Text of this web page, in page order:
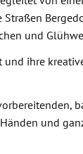
und
und ihre
und